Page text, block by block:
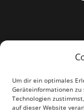
Um dir ein optimales
Geräteinformationen zu
Technologien
auf dieser Website
Copyright ©